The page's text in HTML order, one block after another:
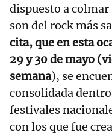
dispuesto a
son del rock más
cita, que en esta
29 y 30 de mayo
semana), se
consolidada
festivales
con los que fue